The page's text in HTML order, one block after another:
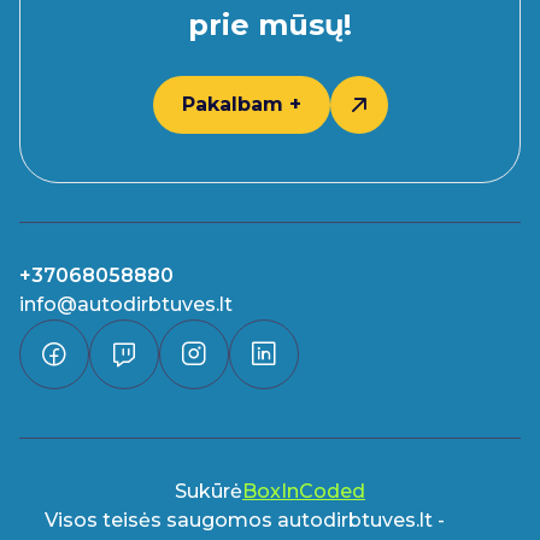
prie mūsų!
Pakalbam +
+37068058880
info@autodirbtuves.lt
SukūrėBoxInCoded
Visos teisės saugomos autodirbtuves.lt -